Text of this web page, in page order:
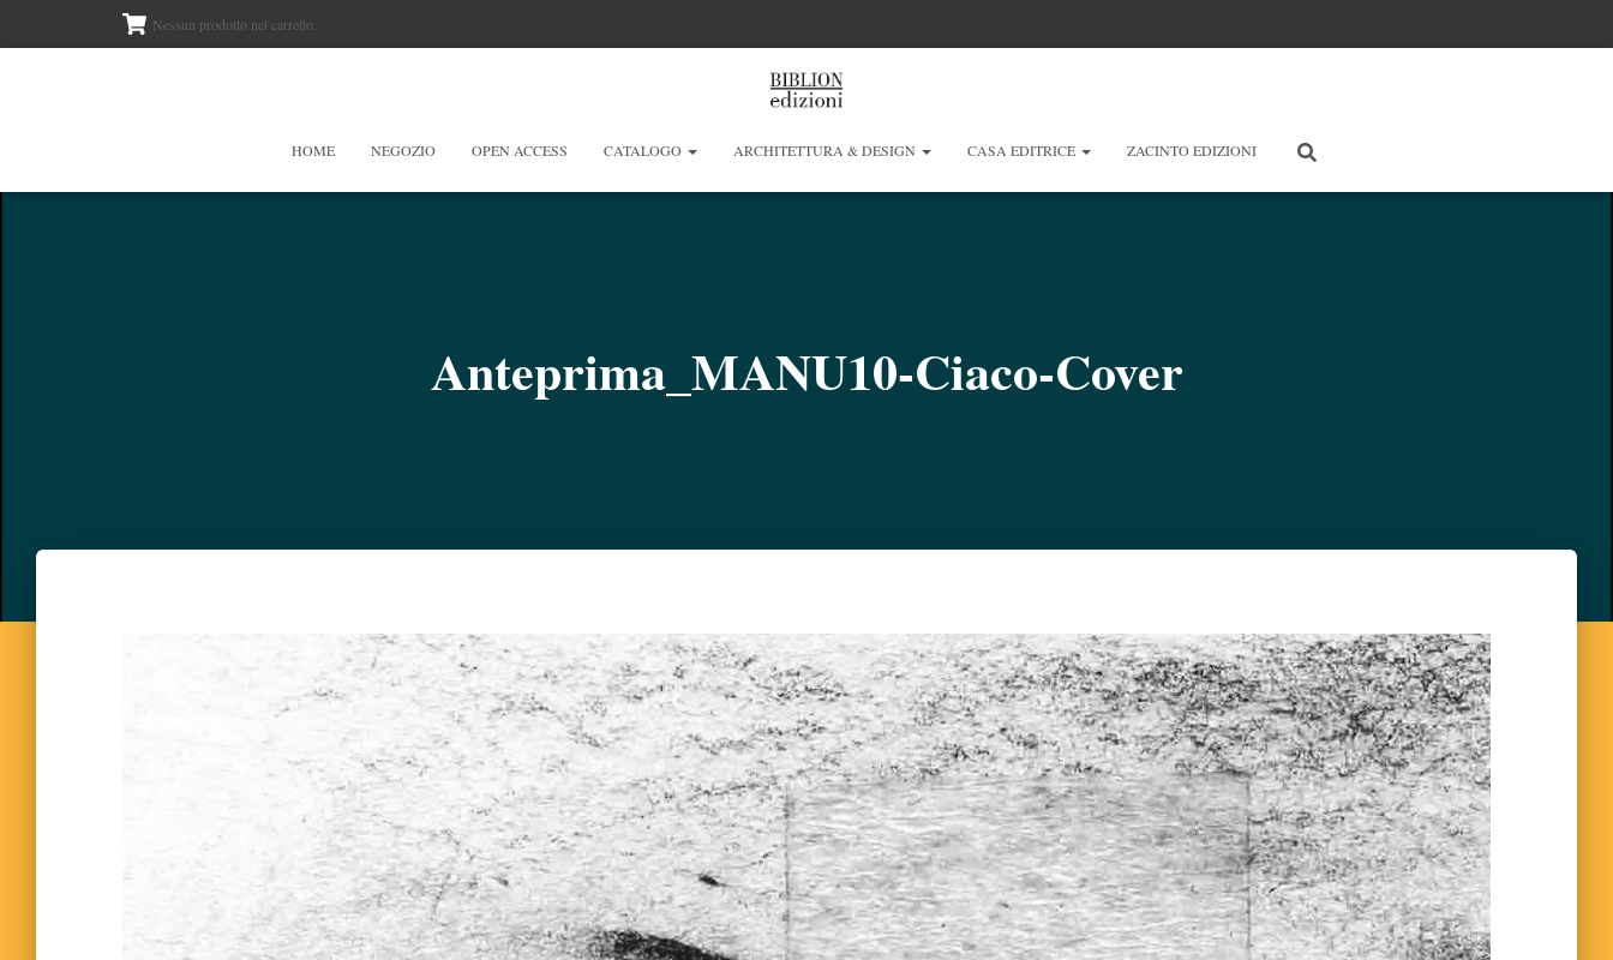
Nessun prodotto nel carrello.
HOME NEGOZIO OPEN ACCESS CATALOGO ARCHITETTURA & DESIGN CASA EDITRICE ZACINTO EDIZIONI
Anteprima_MANU10-Ciaco-Cover